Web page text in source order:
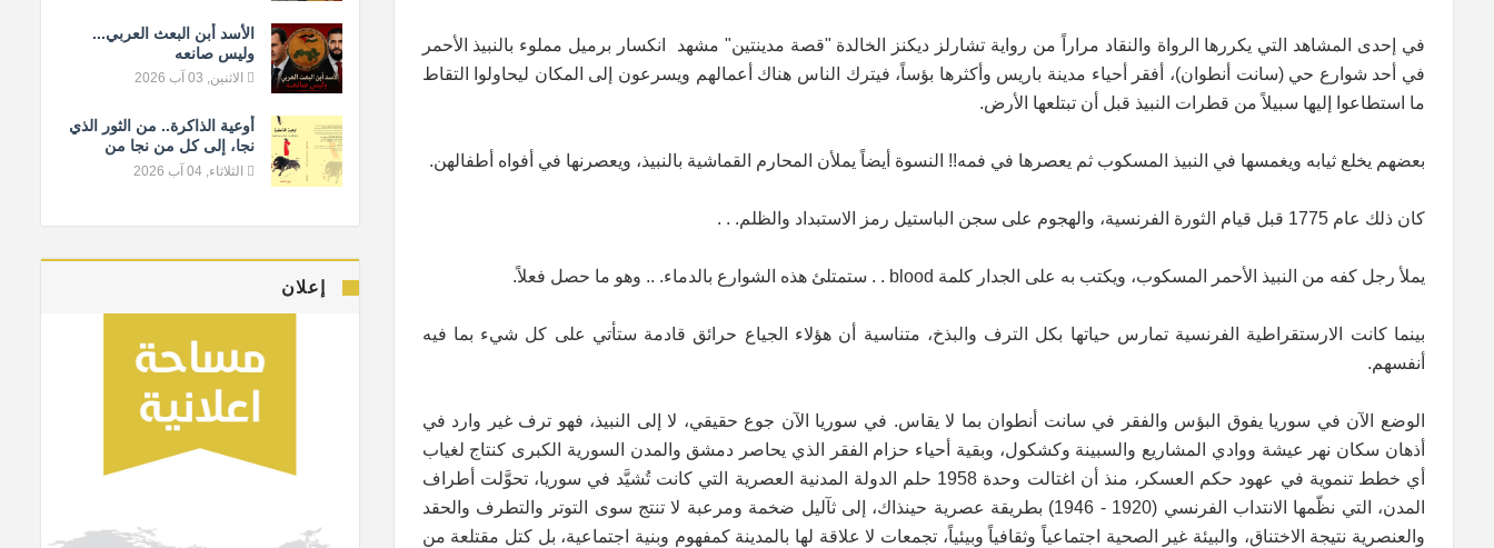
في إحدى المشاهد التي يكررها الرواة والنقاد مراراً من رواية تشارلز ديكنز الخالدة "قصة مدينتين" مشهد انكسار برميل مملوء بالنبيذ الأحمر
في أحد شوارع حي (سانت أنطوان)، أفقر أحياء مدينة باريس وأكثرها بؤساً، فيترك الناس هناك أعمالهم ويسرعون إلى المكان ليحاولوا التقاط
ما استطاعوا إليها سبيلاً من قطرات النبيذ قبل أن تبتلعها الأرض.
بعضهم يخلع ثيابه ويغمسها في النبيذ المسكوب ثم يعصرها في فمه!! النسوة أيضاً يملأن المحارم القماشية بالنبيذ، ويعصرنها في أفواه أطفالهن.
كان ذلك عام 1775 قبل قيام الثورة الفرنسية، والهجوم على سجن الباستيل رمز الاستبداد والظلم. . .
يملأ رجل كفه من النبيذ الأحمر المسكوب، ويكتب به على الجدار كلمة blood . . ستمتلئ هذه الشوارع بالدماء. .. وهو ما حصل فعلاً.
بينما كانت الارستقراطية الفرنسية تمارس حياتها بكل الترف والبذخ، متناسية أن هؤلاء الجياع حرائق قادمة ستأتي على كل شيء بما فيه
أنفسهم.
الوضع الآن في سوريا يفوق البؤس والفقر في سانت أنطوان بما لا يقاس. في سوريا الآن جوع حقيقي، لا إلى النبيذ، فهو ترف غير وارد في
أذهان سكان نهر عيشة ووادي المشاريع والسبينة وكشكول، وبقية أحياء حزام الفقر الذي يحاصر دمشق والمدن السورية الكبرى كنتاج لغياب
أي خطط تنموية في عهود حكم العسكر، منذ أن اغتالت وحدة 1958 حلم الدولة المدنية العصرية التي كانت تُشيَّد في سوريا، تحوَّلت أطراف
المدن، التي نظّمها الانتداب الفرنسي (1920 - 1946) بطريقة عصرية حينذاك، إلى ثآليل ضخمة ومرعبة لا تنتج سوى التوتر والتطرف والحقد
والعنصرية نتيجة الاختناق، والبيئة غير الصحية اجتماعياً وثقافياً وبيئياً، تجمعات لا علاقة لها بالمدينة كمفهوم وبنية اجتماعية، بل كتل مقتلعة من
الأسد أبن البعث العربي...
وليس صانعه
الاثنين, 03 آب 2026
أوعية الذاكرة.. من الثور الذي
نجا، إلى كل من نجا من
النسيان
الثلاثاء, 04 آب 2026
إعلان